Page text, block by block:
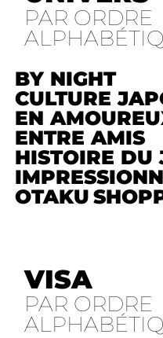
PAR ORDRE
BY NIGHT
CULTURE
EN
ENTRE AMIS
HISTOIRE DU
OTAKU
VISA
PAR ORDRE